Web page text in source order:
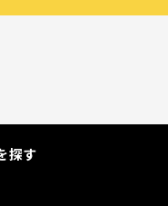
探す